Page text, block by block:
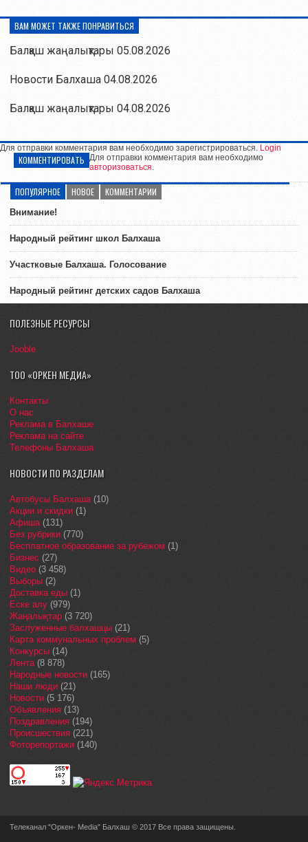
ВАМ МОЖЕТ ТАКЖЕ ПОНРАВИТЬСЯ
Балқаш жаңалықтары 05.08.2026
Новости Балхаша 04.08.2026
Балқаш жаңалықтары 04.08.2026
Для отправки комментария вам необходимо зарегистрироваться. Login
КОММЕНТИРОВАТЬ Для отправки комментария вам необходимо
авторизоваться.
ПОПУЛЯРНОЕ НОВОЕ КОММЕНТАРИИ
Внимание!
Народный рейтинг школ Балхаша
Участковые Балхаша. Голосование
Народный рейтинг детских садов Балхаша
ПОЛЕЗНЫЕ РЕСУРСЫ
Jooble
ТОО «ОРКЕН МЕДИА»
Контакты
О нас
Реклама в Балхаше
Реклама на сайте
Телефоны Балхаша
НОВОСТИ ПО РАЗДЕЛАМ
Автобусы Балхаша(10)
Акции и скидки (1)
Афиша(131)
Без рубрики (770)
Бесплатное образование за рубежом (1)
Бизнес (27)
Видео (3 458)
Выборы (2)
Доставка еды (1)
Еске алу (979)
Жаңалықтар (3 720)
Заслуженные балхашцы (21)
Карта коммунальных проблем (5)
Конкурсы (14)
Лента(8 878)
Народные новости (165)
Наши люди (21)
Новости (5 176)
Объявления (13)
Поздравления (194)
Происшествия (221)
Фоторепортажи (140)
Телеканал "Оркен- Media" Балхаш © 2017 Все права защищены.